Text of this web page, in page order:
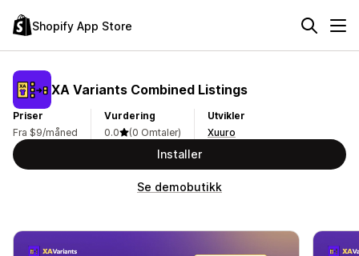
Shopify App Store
XA Variants Combined Listings
Priser
Fra $9/måned
Vurdering
0.0
(0 Omtaler)
Utvikler
Xuuro
Installer
Se demobutikk